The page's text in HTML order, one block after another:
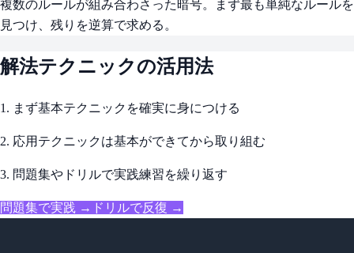
複数のルールが組み合わさった暗号。まず最も単純なルールを
見つけ、残りを逆算で求める。
解法テクニックの活用法
1. まず基本テクニックを確実に身につける
2. 応用テクニックは基本ができてから取り組む
3. 問題集やドリルで実践練習を繰り返す
問題集で実践 → ドリルで反復 →